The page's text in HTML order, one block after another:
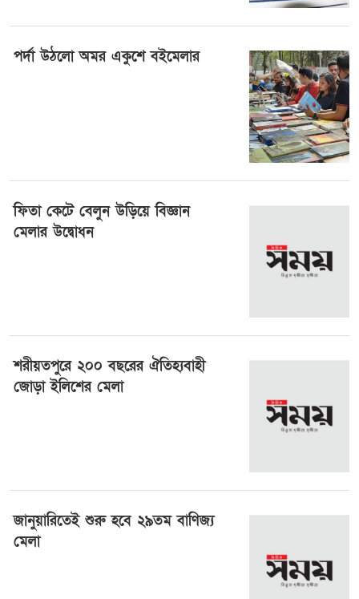
বন্যার্তদের উপহার দিতে রোববার চট্টগ্রাম
পর্দা উঠলো অমর একুশে বইমেলার
ফিতা কেটে বেলুন উড়িয়ে বিজ্ঞান
মেলার উদ্বোধন
শরীয়তপুরে ২০০ বছরের ঐতিহ্যবাহী
জোড়া ইলিশের মেলা
জানুয়ারিতেই শুরু হবে ২৯তম বাণিজ্য
মেলা